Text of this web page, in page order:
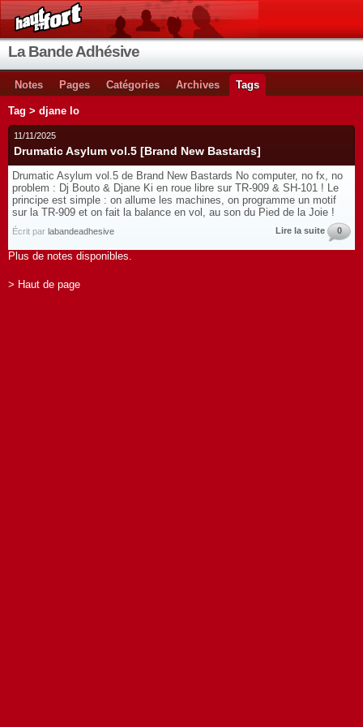
La Bande Adhésive
Notes Pages Catégories Archives Tags
Tag > djane lo
11/11/2025
Drumatic Asylum vol.5 [Brand New Bastards]
Drumatic Asylum vol.5 de Brand New Bastards No computer, no fx, no
problem : Dj Bouto & Djane Ki en roue libre sur TR-909 & SH-101 ! Le
principe est simple : on allume les machines, on programme un motif
sur la TR-909 et on fait la balance en vol, au son du Pied de la Joie !
Écrit par labandeadhesive Lire la suite 0
Plus de notes disponibles.
> Haut de page